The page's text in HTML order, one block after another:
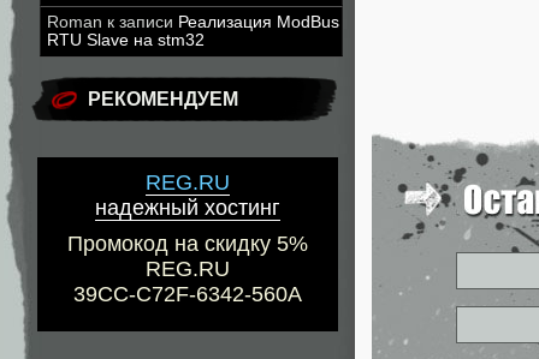
Roman к записи Реализация ModBus
RTU Slave на stm32
РЕКОМЕНДУЕМ
REG.RU
надежный хостинг
Промокод на скидку 5%
REG.RU
39CC-C72F-6342-560A